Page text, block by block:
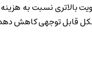
بالاتری نسبت به
قابل توجهی کاهش